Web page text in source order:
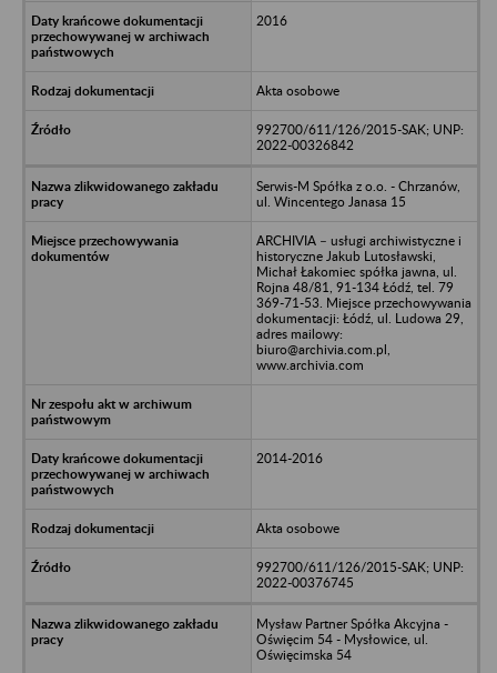
2016
Akta osobowe
992700/611/126/2015-SAK; UNP:
2022-00326842
Serwis-M Spółka z o.o. - Chrzanów,
ul. Wincentego Janasa 15
ARCHIVIA – usługi archiwistyczne i
historyczne Jakub Lutosławski,
Michał Łakomiec spółka jawna, ul.
Rojna 48/81, 91-134 Łódź, tel. 79
369-71-53. Miejsce przechowywania
dokumentacji: Łódź, ul. Ludowa 29,
adres mailowy:
biuro@archivia.com.pl,
www.archivia.com
2014-2016
Akta osobowe
992700/611/126/2015-SAK; UNP:
2022-00376745
Mysław Partner Spółka Akcyjna -
Oświęcim 54 - Mysłowice, ul.
Oświęcimska 54